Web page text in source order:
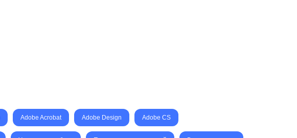
Adobe Acrobat Adobe Design Adobe CS